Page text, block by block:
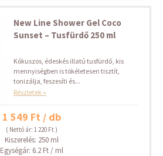
New Line Shower Gel Coco
Sunset – Tusfürdő 250 ml
Kókuszos, édeskés illatú tusfürdő, kis
mennyiségben is tökéletesen tisztít,
tonizálja, feszesíti és...
Részletek »
1 549 Ft / db
( Nettó ár: 1 220 Ft )
Kiszerelés: 250 ml
Egységár: 6.2 Ft / ml